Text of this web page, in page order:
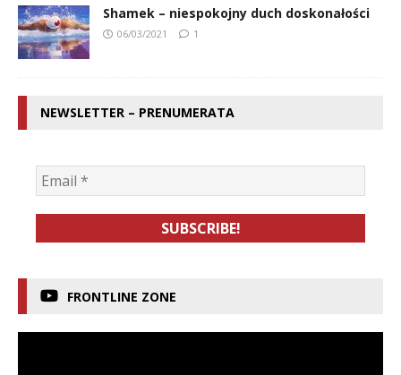
Shamek – niespokojny duch doskonałości
06/03/2021 1
NEWSLETTER – PRENUMERATA
FRONTLINE ZONE